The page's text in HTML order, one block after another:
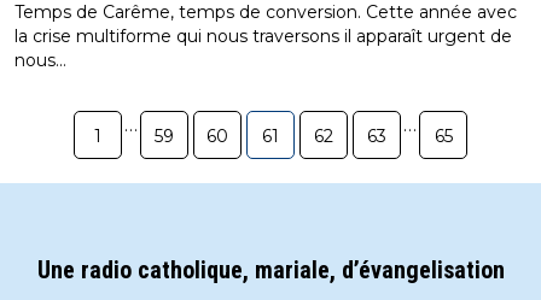
Temps de Carême, temps de conversion. Cette année avec
la crise multiforme qui nous traversons il apparaît urgent de
nous…
1 … 59 60 61 62 63 … 65
Une radio catholique, mariale, d’évangelisation